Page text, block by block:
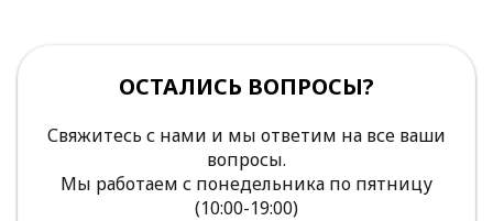
ОСТАЛИСЬ ВОПРОСЫ?
Свяжитесь с нами и мы ответим на все ваши
вопросы.
Мы работаем с понедельника по пятницу
(10:00-19:00)